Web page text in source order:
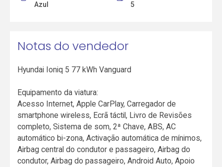
Azul
5
Notas do vendedor
Hyundai Ioniq 5 77 kWh Vanguard
Equipamento da viatura:
Acesso Internet, Apple CarPlay, Carregador de
smartphone wireless, Ecrã táctil, Livro de Revisões
completo, Sistema de som, 2ª Chave, ABS, AC
automático bi-zona, Activação automática de mínimos,
Airbag central do condutor e passageiro, Airbag do
condutor, Airbag do passageiro, Android Auto, Apoio